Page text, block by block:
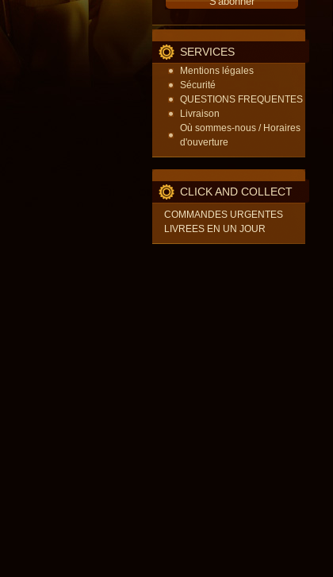
SERVICES
Mentions légales
Sécurité
QUESTIONS FREQUENTES
Livraison
Où sommes-nous / Horaires
d'ouverture
CLICK AND COLLECT
COMMANDES URGENTES
LIVREES EN UN JOUR